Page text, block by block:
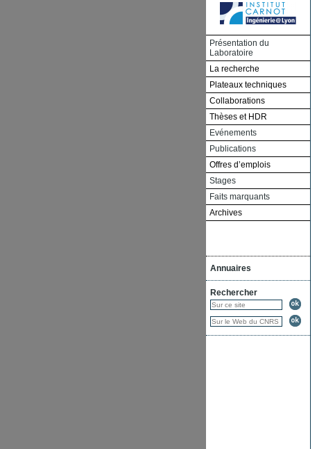
Présentation du
Laboratoire
La recherche
Plateaux techniques
Collaborations
Thèses et HDR
Evénements
Publications
Offres d’emplois
Stages
Faits marquants
Archives
Annuaires
Rechercher